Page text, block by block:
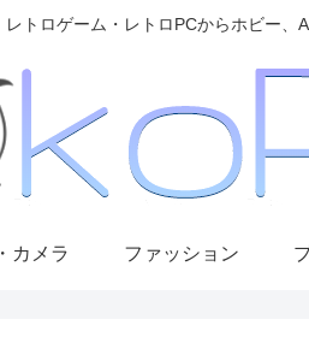
レトロゲーム・レトロPCからホビー、
カメラ ファッション